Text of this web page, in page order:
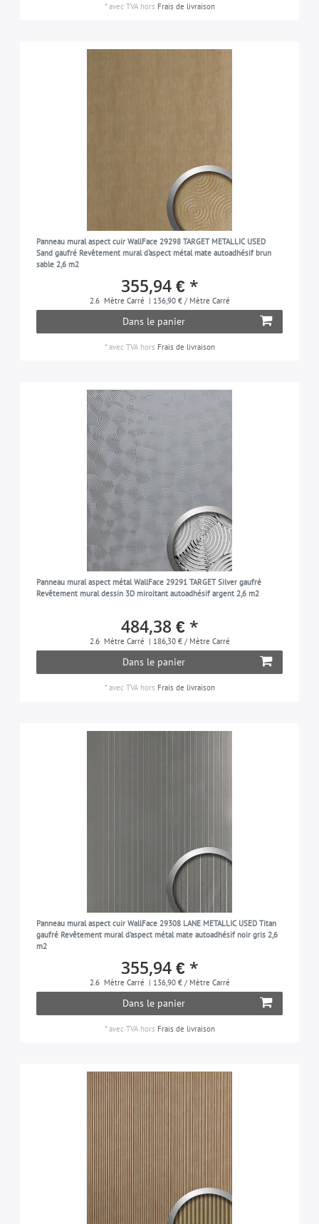
*avec TVAhors Frais de livraison
Panneau mural aspect cuir WallFace 29298 TARGET METALLIC USED
Sand gaufré Revêtement mural d'aspect métal mate autoadhésif brun
sable 2,6 m2
355,94 € *
2.6 Mètre Carré | 136,90 € / Mètre Carré
Dans le panier
*avec TVAhors Frais de livraison
Panneau mural aspect métal WallFace 29291 TARGET Silver gaufré
Revêtement mural dessin 3D miroitant autoadhésif argent 2,6 m2
484,38 € *
2.6 Mètre Carré | 186,30 € / Mètre Carré
Dans le panier
*avec TVAhors Frais de livraison
Panneau mural aspect cuir WallFace 29308 LANE METALLIC USED Titan
gaufré Revêtement mural d'aspect métal mate autoadhésif noir gris 2,6
m2
355,94 € *
2.6 Mètre Carré | 136,90 € / Mètre Carré
Dans le panier
*avec TVAhors Frais de livraison